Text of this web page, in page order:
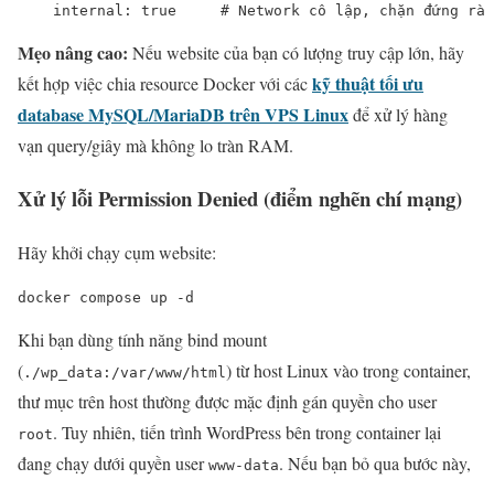
internal: true     # Network cô lập, chặn đứng rà
Mẹo nâng cao: Nếu website của bạn có lượng truy cập lớn, hãy
kết hợp việc chia resource Docker với cáckỹ thuật tối ưu
database MySQL/MariaDB trên VPS Linuxđể xử lý hàng
vạn query/giây mà không lo tràn RAM.
Xử lý lỗi Permission Denied (điểm nghẽn chí mạng)
Hãy khởi chạy cụm website:
docker compose up -d
Khi bạn dùng tính năng bind mount
( ./wp_data:/var/www/html ) từ host Linux vào trong container,
thư mục trên host thường được mặc định gán quyền cho user
root. Tuy nhiên, tiến trình WordPress bên trong container lại
đang chạy dưới quyền user www-data. Nếu bạn bỏ qua bước này,